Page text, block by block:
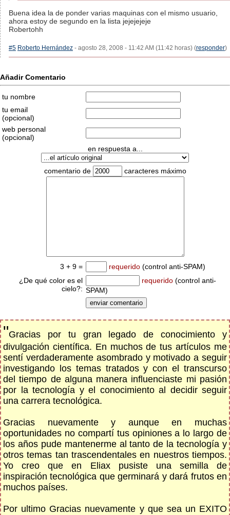
Buena idea la de ponder varias maquinas con el mismo usuario,
ahora estoy de segundo en la lista jejejejeje
Robertohh
#5 Roberto Hernández - agosto 28, 2008 - 11:42 AM (11:42 horas) (responder)
Añadir Comentario
tu nombre
tu email
(opcional)
web personal
(opcional)
en respuesta a...
comentario de caracteres máximo
3 + 9 = requerido (control anti-SPAM)
¿De qué color es el
cielo?:
requerido (control anti-
SPAM)
"Gracias por tu gran legado de conocimiento y
divulgación científica. En muchos de tus artículos me
sentí verdaderamente asombrado y motivado a seguir
investigando los temas tratados y con el transcurso
del tiempo de alguna manera influenciaste mi pasión
por la tecnología y el conocimiento al decidir seguir
una carrera tecnológica.
Gracias nuevamente y aunque en muchas
oportunidades no compartí tus opiniones a lo largo de
los años pude mantenerme al tanto de la tecnología y
otros temas tan trascendentales en nuestros tiempos.
Yo creo que en Eliax pusiste una semilla de
inspiración tecnológica que germinará y dará frutos en
muchos países.
Por ultimo Gracias nuevamente y que sea un EXITO